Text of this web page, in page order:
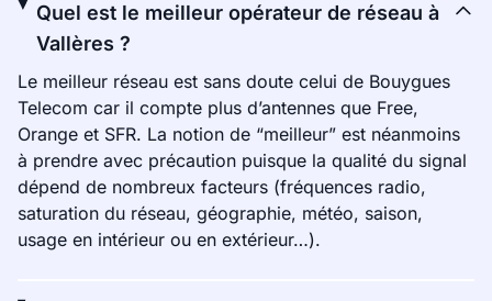
Quel est le meilleur opérateur de réseau à
Vallères ?
Le meilleur réseau est sans doute celui de Bouygues
Telecom car il compte plus d’antennes que Free,
Orange et SFR. La notion de “meilleur” est néanmoins
à prendre avec précaution puisque la qualité du signal
dépend de nombreux facteurs (fréquences radio,
saturation du réseau, géographie, météo, saison,
usage en intérieur ou en extérieur…).